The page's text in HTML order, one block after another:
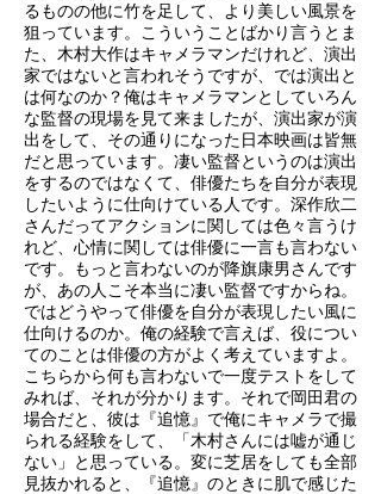
るものの他に竹を足して、より美しい風景を
狙っています。こういうことばかり言うとま
た、木村大作はキャメラマンだけれど、演出
家ではないと言われそうですが、では演出と
は何なのか？俺はキャメラマンとしていろん
な監督の現場を見て来ましたが、演出家が演
出をして、その通りになった日本映画は皆無
だと思っています。凄い監督というのは演出
をするのではなくて、俳優たちを自分が表現
したいように仕向けている人です。深作欣二
さんだってアクションに関しては色々言うけ
れど、心情に関しては俳優に一言も言わない
です。もっと言わないのが降旗康男さんです
が、あの人こそ本当に凄い監督ですからね。
ではどうやって俳優を自分が表現したい風に
仕向けるのか。俺の経験で言えば、役につい
てのことは俳優の方がよく考えていますよ。
こちらから何も言わないで一度テストをして
みれば、それが分かります。それで岡田君の
場合だと、彼は『追憶』で俺にキャメラで撮
られる経験をして、「木村さんには嘘が通じ
ない」と思っている。変に芝居をしても全部
見抜かれると、『追憶』のときに肌で感じた